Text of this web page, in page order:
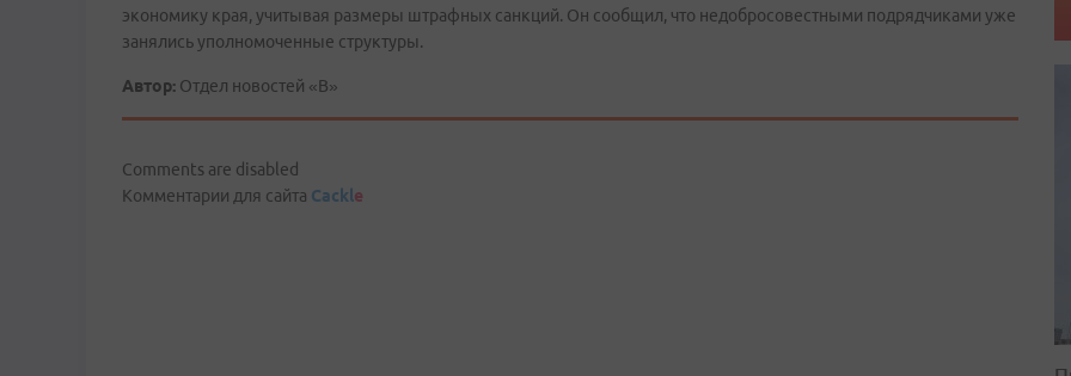
экономику края, учитывая размеры штрафных санкций. Он сообщил, что недобросовестными подрядчиками уже
занялись уполномоченные структуры.
Автор: Отдел новостей «В»
Comments are disabled
Комментарии для сайта Cackle